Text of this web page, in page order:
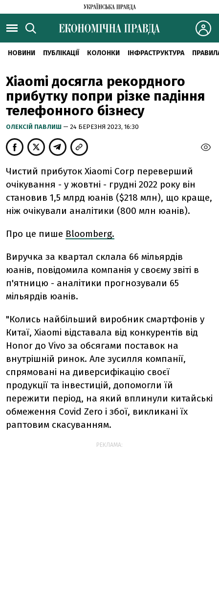
НОВИНИ ПУБЛІКАЦІЇ КОЛОНКИ ІНФРАСТРУКТУРА
Xiaomi досягла рекордного
прибутку попри різке падіння
телефонного бізнесу
ОЛЕКСІЙ ПАВЛИШ — 24 БЕРЕЗНЯ 2023, 16:30
Чистий прибуток Xiaomi Corp переверший
очікування - у жовтні - грудні 2022 року він
становив 1,5 млрд юанів ($218 млн), що краще,
ніж очікували аналітики (800 млн юанів).
Про це пише Bloomberg.
Виручка за квартал склала 66 мільярдів
юанів, повідомила компанія у своєму звіті в
п'ятницю - аналітики прогнозували 65
мільярдів юанів.
"Колись найбільший виробник смартфонів у
Китаї, Xiaomi відставала від конкурентів від
Honor до Vivo за обсягами поставок на
внутрішній ринок. Але зусилля компанії,
спрямовані на диверсифікацію своєї
продукції та інвестицій, допомогли їй
пережити період, на який вплинули китайські
обмеження Covid Zero і збої, викликані їх
раптовим скасуванням.
РЕКЛАМА: